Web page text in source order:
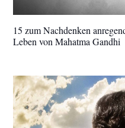
15 zum Nachdenken
Leben von Mahatma Gandhi